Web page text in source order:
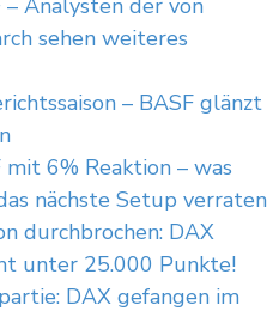
– Analysten der von
sehen weiteres
– BASF glänzt
6% Reaktion – was
nächste Setup verraten
durchbrochen: DAX
unter 25.000 Punkte!
DAX gefangen im